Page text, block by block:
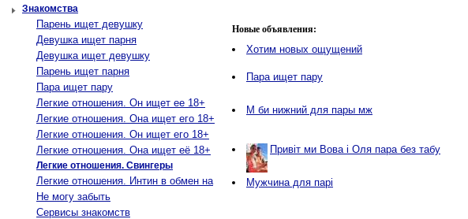
Знакомства
Парень ищет девушку
Девушка ищет парня
Девушка ищет девушку
Парень ищет парня
Пара ищет пару
Легкие отношения. Он ищет ее 18+
Легкие отношения. Она ищет его 18+
Легкие отношения. Он ищет его 18+
Легкие отношения. Она ищет её 18+
Легкие отношения. Свингеры
Легкие отношения. Интин в обмен на
Не могу забыть
Сервисы знакомств
Новые объявления:
Хотим новых ощущений
Пара ищет пару
М би нижний для пары мж
Привіт ми Вова і Оля пара без табу
Мужчина для парі